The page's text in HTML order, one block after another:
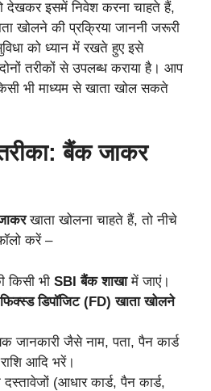
देखकर इसमें निवेश करना चाहते हैं,
खोलने की प्रक्रिया जाननी जरूरी
को ध्यान में रखते हुए इसे
तरीकों से उपलब्ध कराया है। आप
भी माध्यम से खाता खोल सकते
बैंक जाकर
खाता खोलना चाहते हैं, तो नीचे
करें –
किसी भीSBI बैंक शाखामें जाएं।
फिक्स्ड डिपॉजिट (FD) खाता खोलने
जानकारी जैसे नाम, पता, पैन कार्ड
आदि भरें।
(आधार कार्ड, पैन कार्ड,